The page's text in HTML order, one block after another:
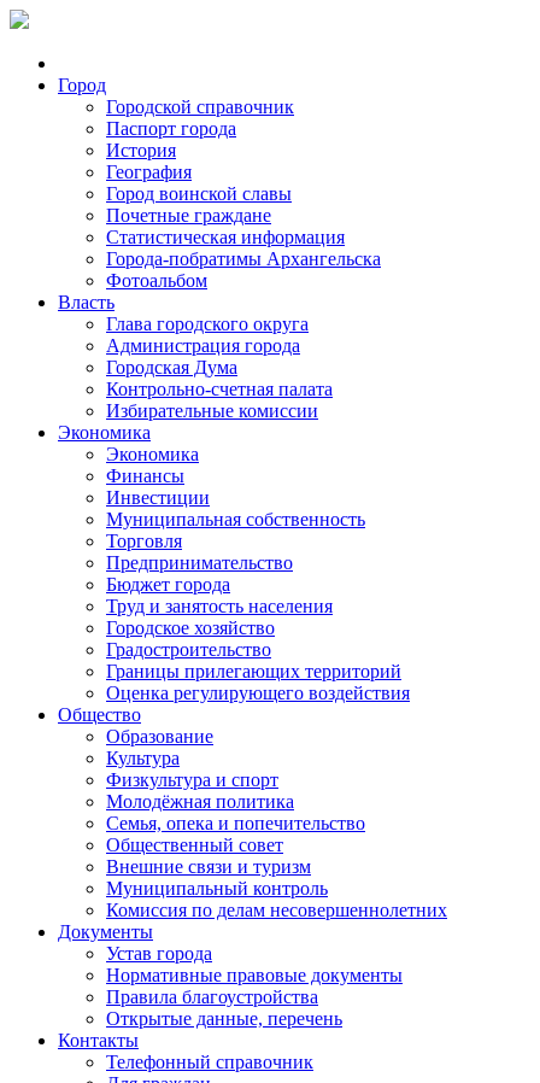
Город
Городской справочник
Паспорт города
История
География
Город воинской славы
Почетные граждане
Статистическая информация
Города-побратимы Архангельска
Фотоальбом
Власть
Глава городского округа
Администрация города
Городская Дума
Контрольно-счетная палата
Избирательные комиссии
Экономика
Экономика
Финансы
Инвестиции
Муниципальная собственность
Торговля
Предпринимательство
Бюджет города
Труд и занятость населения
Городское хозяйство
Градостроительство
Границы прилегающих территорий
Оценка регулирующего воздействия
Общество
Образование
Культура
Физкультура и спорт
Молодёжная политика
Семья, опека и попечительство
Общественный совет
Внешние связи и туризм
Муниципальный контроль
Комиссия по делам несовершеннолетних
Документы
Устав города
Нормативные правовые документы
Правила благоустройства
Открытые данные, перечень
Контакты
Телефонный справочник